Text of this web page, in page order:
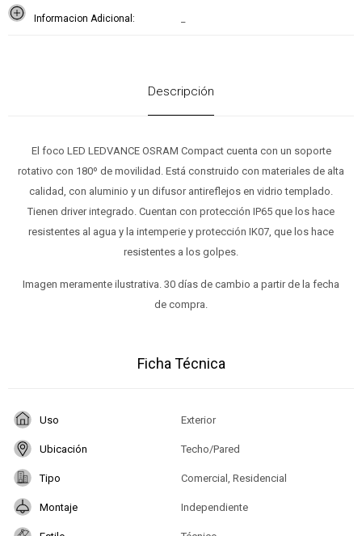
Informacion Adicional
Descripción
El foco LED LEDVANCE OSRAM Compact cuenta con un soporte
rotativo con 180º de movilidad. Está construido con materiales de alta
calidad, con aluminio y un difusor antireflejos en vidrio templado.
Tienen driver integrado. Cuentan con protección IP65 que los hace
resistentes al agua y la intemperie y protección IK07, que los hace
resistentes a los golpes.
Imagen meramente ilustrativa. 30 días de cambio a partir de la fecha
de compra.
Ficha Técnica
Uso Exterior
Ubicación Techo/Pared
Tipo Comercial, Residencial
Montaje Independiente